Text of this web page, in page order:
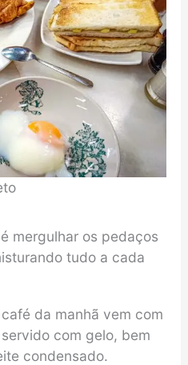
mergulhar os pedaços
tudo a cada
da manhã vem com
com gelo, bem
condensado.